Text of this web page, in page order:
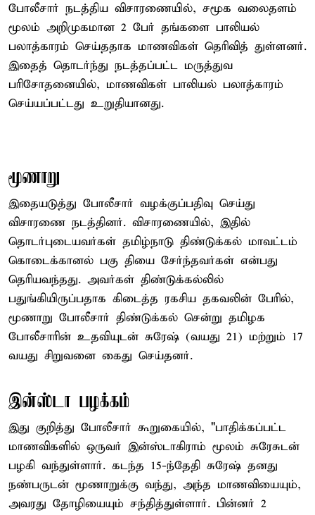
போலீசார் நடத்திய விசாரணையில், சமூக வலைதளம்
மூலம் அறிமுகமான 2 பேர் தங்களை பாலியல்
பலாத்காரம் செய்ததாக மாணவிகள் தெரிவித் துள்ளனர்.
இதைத் தொடர்ந்து நடத்தப்பட்ட மருத்துவ
பரிசோதனையில், மாணவிகள் பாலியல் பலாத்காரம்
செய்யப்பட்டது உறுதியானது.
மூணாறு
இதையடுத்து போலீசார் வழக்குப்பதிவு செய்து
விசாரணை நடத்தினர். விசாரணையில், இதில்
தொடர்புடையவர்கள் தமிழ்நாடு திண்டுக்கல் மாவட்டம்
கொடைக்கானல் பகு தியை சேர்ந்தவர்கள் என்பது
தெரியவந்தது. அவர்கள் திண்டுக்கல்லில்
பதுங்கியிருப்பதாக கிடைத்த ரகசிய தகவலின் பேரில்,
மூணாறு போலீசார் திண்டுக்கல் சென்று தமிழக
போலீசாரின் உதவியுடன் சுரேஷ் (வயது 21) மற்றும் 17
வயது சிறுவனை கைது செய்தனர்.
இன்ஸ்டா பழக்கம்
இது குறித்து போலீசார் கூறுகையில், "பாதிக்கப்பட்ட
மாணவிகளில் ஒருவர் இன்ஸ்டாகிராம் மூலம் சுரேசுடன்
பழகி வந்துள்ளார். கடந்த 15-ந்தேதி சுரேஷ் தனது
நண்பருடன் மூணாறுக்கு வந்து, அந்த மாணவியையும்,
அவரது தோழியையும் சந்தித்துள்ளார். பின்னர் 2